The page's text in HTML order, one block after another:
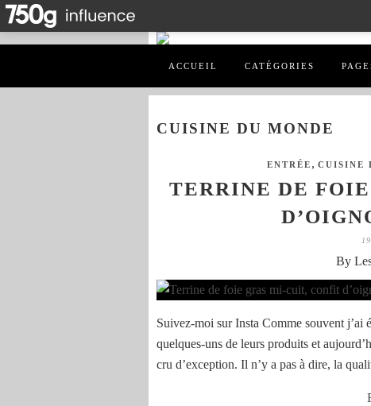
ACCUEIL CATÉGORIES
CUISINE DU MONDE
ENTRÉE , CUISINE
TERRINE DE
By
Suivez-moi sur Insta Comme souvent j’ai
quelques-uns de leurs produits et
cru d’exception. Il n’y a pas à dire, la